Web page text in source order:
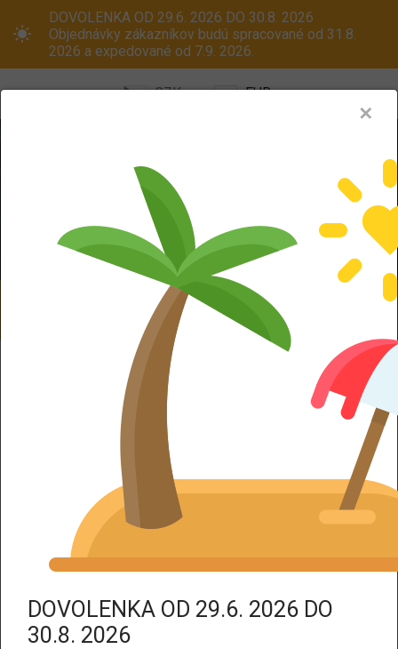
DOVOLENKA OD 29.6. 2026 DO 30.8. 2026
Objednávky zákazníkov budú spracované od 31.8.
2026 a expedované od 7.9. 2026.
CZK EUR
Menu
Oceľové disky ALU kola
Dodáváme aj na Slovensko! Platcom
DPH dodáme tovar bez DPH.
Osobné a SUV
Goodyear VECTOR 4SEASONS
G2 TL M+S 3PMSF 185/60 R15
✕
DOVOLENKA OD 29.6. 2026 DO
30.8. 2026